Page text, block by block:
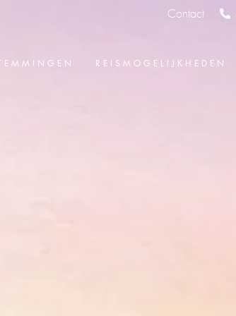
Contact
REISMOGELIJKHEDEN